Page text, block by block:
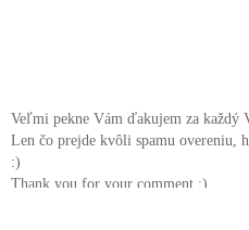
Veľmi pekne Vám ďakujem za každý
Len čo prejde kvôli spamu overeniu,
:)
Thank you for your comment :)